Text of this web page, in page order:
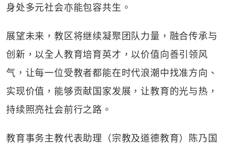
身处多元社会亦能包容共生。
展望未来，教区将继续凝聚团队力量，融合传承与
创新，以全人教育培育英才，以价值向善引领风
气，让每一位受教者都能在时代浪潮中找准方向、
实现价值，能够贡献国家发展，让教育的光与热，
持续照亮社会前行之路。
教育事务主教代表助理（宗教及道德教育）陈乃国